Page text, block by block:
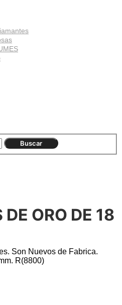
ORO DE 18
Son Nuevos de Fabrica.
R(8800)